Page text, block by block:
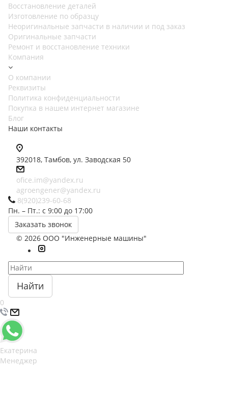
Восстановление деталей
Изготовление по образцу
Неоригинальные запчасти в наличии и под заказ
Оригинальные запчасти
Ремонт и восстановление техники
Компания
О компании
Реквизиты
Политика конфиденциальности
Покупка в нашем интернет магазине
Блог
Наши контакты
392018, Тамбов, ул. Заводская 50
ofice.im@yandex.ru
agroengener@yandex.ru
8(920)239-60-68
Пн. – Пт.: с 9:00 до 17:00
Заказать звонок
© 2026 ООО "Инженерные машины"
Найти
0
Екатерина
Менеджер